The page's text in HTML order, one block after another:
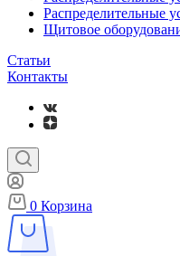
Распределительные
Щитовое
Статьи
Контакты
0 Корзина